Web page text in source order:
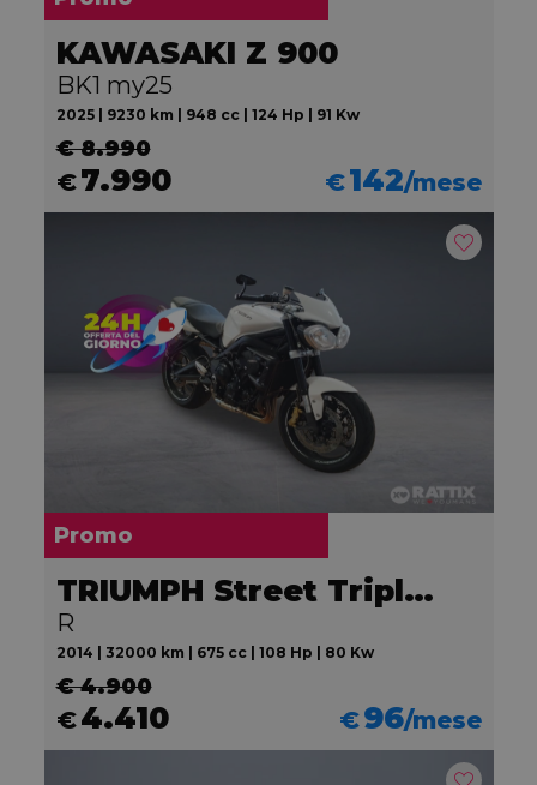
KAWASAKI Z 900
BK1 my25
2025 | 9230 km | 948 cc | 124 Hp | 91 Kw
€ 8.990
€7.990 €142/mese
Promo
TRIUMPH Street Triple 675
R
2014 | 32000 km | 675 cc | 108 Hp | 80 Kw
€ 4.900
€4.410 €96/mese